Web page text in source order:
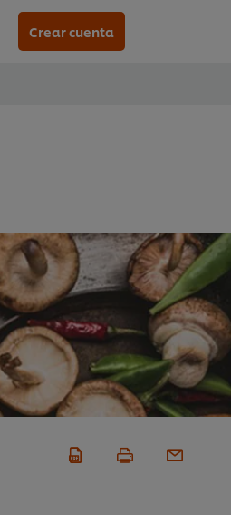
Crear cuenta